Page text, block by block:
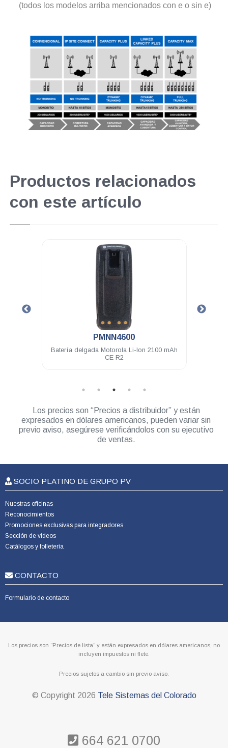
(todos los modelos arriba mencionados con e o sin e)
Productos relacionados
con este artículo
delgada Motorola Li-Ion 2100 mAh
Micrófono Motorola de
Los precios son “Precios a distribuidor” y están
expresados en dólares americanos, pueden variar sin
previo aviso, asegúrese verificándolos con su ejecutivo
de ventas.
SOCIO PLATINO DE GRUPO PV
Nuestras oficinas
Reconocimientos
Promociones exclusivas para integradores
Sección de videos
Catálogos y folletería
CONTACTO
Formulario de contacto
Los precios son “Precios de lista” y están expresados en dólares americanos, no
incluyen impuestos ni flete.
Precios sujetos a cambio sin previo aviso.
© Copyright 2026 Tele Sistemas del Colorado
664 621 0700